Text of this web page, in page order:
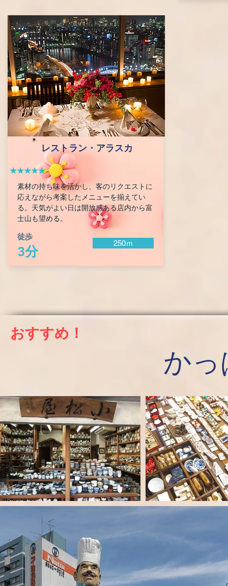
レストラン・ アラスカ
★★★★★
素材の持ち味を活かし、客のリクエストに
応えながら考案したメニューを揃えてい
る。天気がよい日は開放感ある店内から富
士山も望める。
徒歩
3分
250ｍ
かっ
おすすめ！